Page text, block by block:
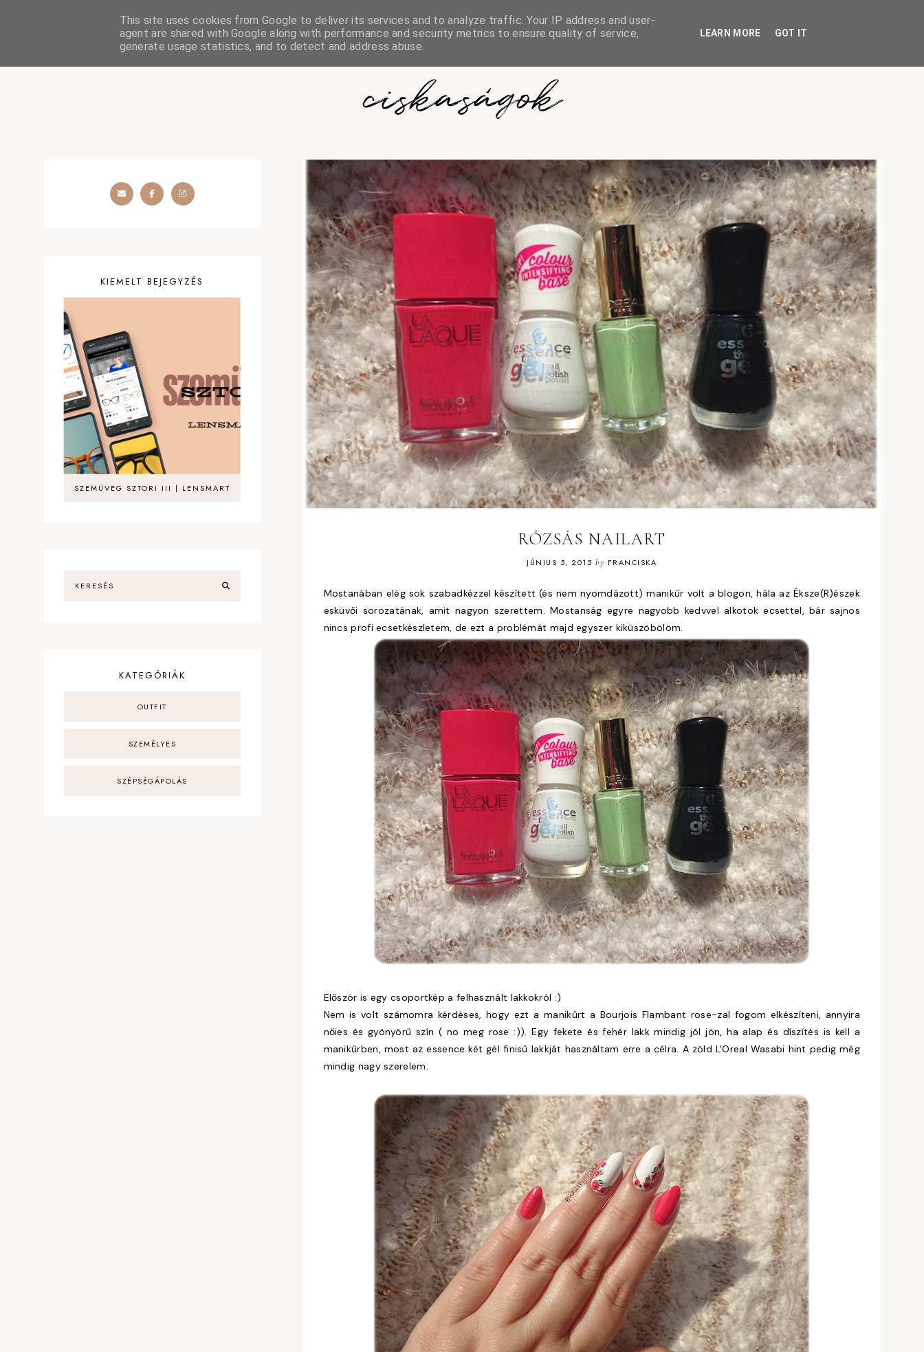
SZÉPSÉGÁPOLÁS OUTFIT SZEMÉLYES
ciskaságok
RÓZSÁS NAILART
JÚNIUS 5, 2015 by FRANCISKA
Mostanában elég sok szabadkézzel készített (és nem nyomdázott) manikűr volt a blogon, hála az Éksze(R)észek
esküvői sorozatának, amit nagyon szerettem. Mostanság egyre nagyobb kedvvel alkotok ecsettel, bár sajnos
nincs profi ecsetkészletem, de ezt a problémát majd egyszer kiküszöbölöm.
Először is egy csoportkép a felhasznált lakkokról :)
Nem is volt számomra kérdéses, hogy ezt a manikűrt a Bourjois Flambant rose-zal fogom elkészíteni, annyira
nőies és gyönyörű szín ( no meg rose :)). Egy fekete és fehér lakk mindig jól jön, ha alap és díszítés is kell a
manikűrben, most az essence két gél finisű lakkját használtam erre a célra. A zöld L'Oreal Wasabi hint pedig még
mindig nagy szerelem.
KIEMELT BEJEGYZÉS
SZEMÜVEG SZTORI III | LENSMART
KATEGÓRIÁK
OUTFIT
SZEMÉLYES
SZÉPSÉGÁPOLÁS
This site uses cookies from Google to deliver its services and to analyze traffic. Your IP address and user-
agent are shared with Google along with performance and security metrics to ensure quality of service,
generate usage statistics, and to detect and address abuse.
LEARN MORE GOT IT